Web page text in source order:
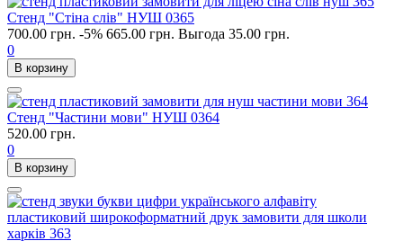
Стенд "Стіна слів" НУШ 0365
700.00 грн. -5% 665.00 грн. Выгода 35.00 грн.
0
В корзину
Стенд "Частини мови" НУШ 0364
520.00 грн.
0
В корзину